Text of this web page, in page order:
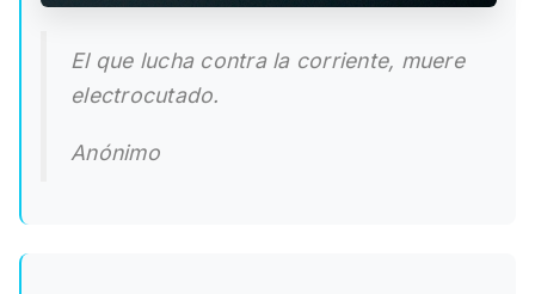
El que lucha contra la corriente, muere
electrocutado.
Anónimo